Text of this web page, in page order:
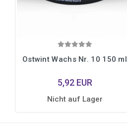
Ostwint Wachs Nr. 10 150 ml
5,92 EUR
Nicht auf Lager